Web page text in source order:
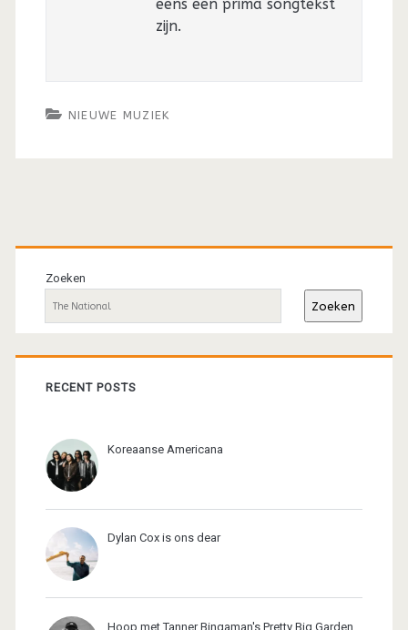
eens een prima songtekst
zijn.
NIEUWE MUZIEK
Primaire
sidebar
Zoeken
Zoeken
RECENT POSTS
Koreaanse Americana
Dylan Cox is ons dear
Hoop met Tanner Bingaman's Pretty Big Garden